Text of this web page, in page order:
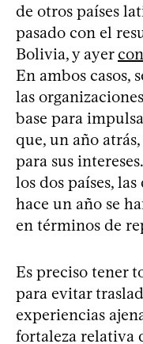
de otros países
pasado con el
Bolivia, y ayer
En ambos casos,
las
base para
que, un año
para sus
los dos países,
hace un año se
en términos de
Es preciso tener
para evitar
experiencias
fortaleza relativa